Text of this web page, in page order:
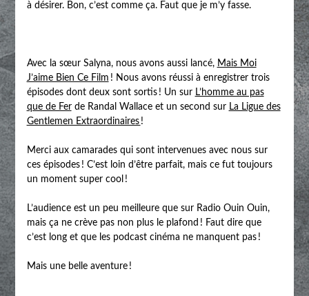
à désirer. Bon, c’est comme ça. Faut que je m’y fasse.
Avec la sœur Salyna, nous avons aussi lancé, Mais Moi
J’aime Bien Ce Film ! Nous avons réussi à enregistrer trois
épisodes dont deux sont sortis ! Un sur L’homme au pas
que de Ferde Randal Wallace et un second sur La Ligue des
Gentlemen Extraordinaires !
Merci aux camarades qui sont intervenues avec nous sur
ces épisodes ! C’est loin d’être parfait, mais ce fut toujours
un moment super cool !
L’audience est un peu meilleure que sur Radio Ouin Ouin,
mais ça ne crève pas non plus le plafond ! Faut dire que
c’est long et que les podcast cinéma ne manquent pas !
Mais une belle aventure !